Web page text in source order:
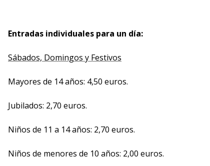
Entradas individuales para un día:
Sábados, Domingos y Festivos
Mayores de 14 años: 4,50 euros.
Jubilados: 2,70 euros.
Niños de 11 a 14 años: 2,70 euros.
Niños de menores de 10 años: 2,00 euros.